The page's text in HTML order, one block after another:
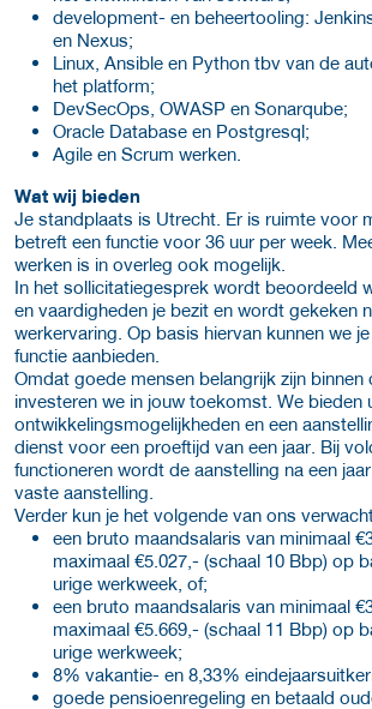
development- en beheertooling:
en Nexus;
Linux, Ansible en Python tbv van de
het platform;
DevSecOps, OWASP en Sonarqube;
Oracle Database en Postgresql;
Agile en Scrum werken.
Wat wij bieden
Je standplaats is Utrecht. Er is ruimte voor
betreft een functie voor 36 uur per week.
werken is in overleg ook mogelijk.
In het sollicitatiegesprek wordt beoordeeld
en vaardigheden je bezit en wordt gekeken
werkervaring. Op basis hiervan kunnen we
functie aanbieden.
Omdat goede mensen belangrijk zijn binnen
investeren we in jouw toekomst. We bieden
ontwikkelingsmogelijkheden en een
dienst voor een proeftijd van een jaar. Bij
functioneren wordt de aanstelling na een
vaste aanstelling.
Verder kun je het volgende van ons
een bruto maandsalaris van minimaal
maximaal €5.027,- (schaal 10 Bbp) op
urige werkweek, of;
een bruto maandsalaris van minimaal
maximaal €5.669,- (schaal 11 Bbp) op
urige werkweek;
8% vakantie- en 8,33%
goede pensioenregeling en betaald